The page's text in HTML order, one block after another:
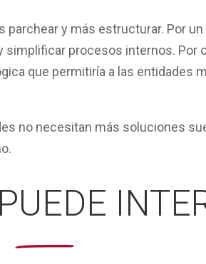
y más estructurar. Por un
simplificar procesos internos. Por
que permitiría a las entidades
no necesitan más soluciones